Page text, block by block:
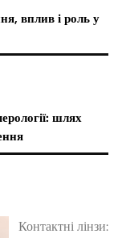
вплив і роль у
шлях
Контактні лінзи: